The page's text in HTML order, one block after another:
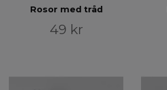
Rosor med tråd
49 kr